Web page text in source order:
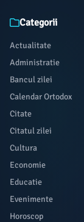
Categorii
Actualitate
Administratie
Bancul zilei
Calendar Ortodox
Citate
Citatul zilei
Cultura
Economie
Educatie
Evenimente
Horoscop